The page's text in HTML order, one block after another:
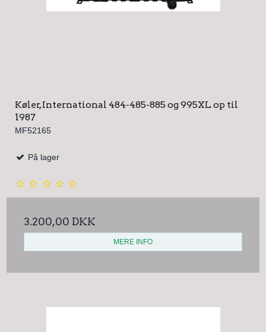
Køler, International 484-485-885 og 995XL op til
1987
MF52165
På lager
3.200,00 DKK
MERE INFO